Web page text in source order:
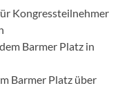
Kongressteilnehmer
Barmer Platz in
Barmer Platz über